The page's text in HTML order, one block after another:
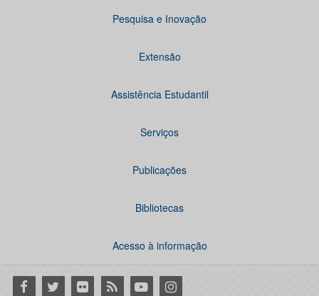
Pesquisa e Inovação
Extensão
Assistência Estudantil
Serviços
Publicações
Bibliotecas
Acesso à informação
Facebook
Twitter Flickr RSS YoutubeInstagram